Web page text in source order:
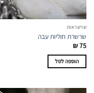
שרשראות
שרשרת חוליות עבה
₪75
הוספה לסל